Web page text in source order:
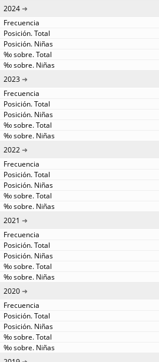
2024
2023
2022
2021
2020